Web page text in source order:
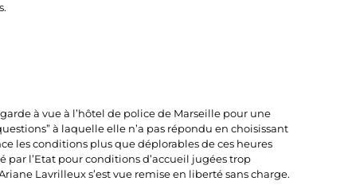
à vue à l’hôtel de police de Marseille pour une
à laquelle elle n’a pas répondu en choisissant
les conditions plus que déplorables de ces heures
par l’Etat pour conditions d’accueil jugées trop
Lavrilleux s’est vue remise en liberté sans charge.